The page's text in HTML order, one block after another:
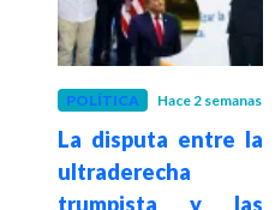
POLÍTICA Hace 2 semanas
La disputa entre la
ultraderecha
trumpista y las